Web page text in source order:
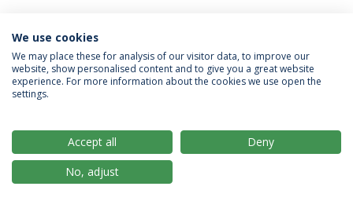
MAIS NOTÍCIAS
Política de Privacidade
Termos & Condições
© 2026 Universidade Católica Portuguesa
We use cookies
We may place these for analysis of our visitor data, to improve our
website, show personalised content and to give you a great website
experience. For more information about the cookies we use open the
settings.
Accept all
Deny
No, adjust